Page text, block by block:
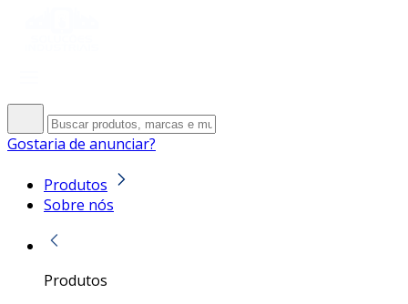
Gostaria de anunciar?
Produtos
Sobre nós
Produtos